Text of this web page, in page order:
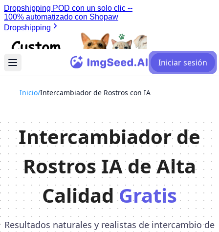
Iniciar sesión
Inicio/Intercambiador de Rostros con IA
Intercambiador de
Rostros IA de Alta
CalidadGratis
Resultados naturales y realistas de intercambio de